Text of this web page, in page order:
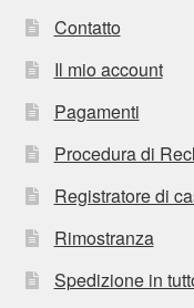
Contatto
Il mio account
Pagamenti
Procedura di
Registratore di
Rimostranza
Spedizione in